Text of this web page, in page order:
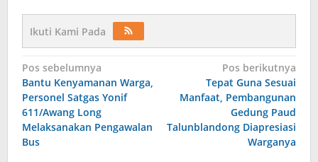
Ikuti Kami Pada
Navigasi
pos
Pos sebelumnya
Bantu Kenyamanan Warga,
Personel Satgas Yonif
611/Awang Long
Melaksanakan Pengawalan
Bus
Pos berikutnya
Tepat Guna Sesuai
Manfaat, Pembangunan
Gedung Paud
Talunblandong Diapresiasi
Warganya